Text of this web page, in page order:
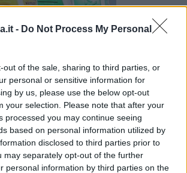
- Do Not Process My Personal
out of the sale, sharing to third parties, or
personal or sensitive information for
by us, please use the below opt-out
your selection. Please note that after your
processed you may continue seeing
based on personal information utilized by
disclosed to third parties prior to
may separately opt-out of the further
personal information by third parties on the
del carburante in provincia di Lucca.
gli impianti più economici dove fare